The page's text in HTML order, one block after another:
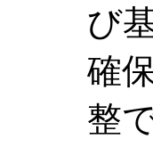
び
確
整